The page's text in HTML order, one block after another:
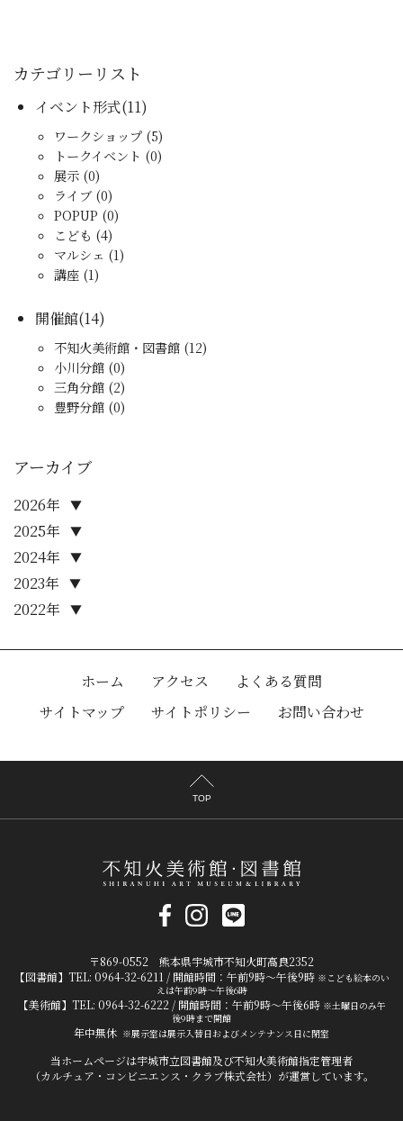
カテゴリーリスト
イベント形式(11)
ワークショップ (5)
トークイベント (0)
展示 (0)
ライブ (0)
POPUP (0)
こども (4)
マルシェ (1)
講座 (1)
開催館(14)
不知火美術館・図書館 (12)
小川分館 (0)
三角分館 (2)
豊野分館 (0)
アーカイブ
2022年 ▼
2023年 ▼
2024年 ▼
2025年 ▼
2026年 ▼
ホーム アクセス
よくある質問
サイトマップ
サイトポリシー お問い合わせ
TOP
〒869-0552 熊本県宇城市不知火町高良2352
【図書館】TEL: 0964-32-6211 / 開館時間：午前9時～午後9時 ※こども絵本のい
えは午前9時～午後6時
【美術館】TEL: 0964-32-6222 / 開館時間：午前9時～午後6時 ※土曜日のみ午
後9時まで開館
年中無休 ※展示室は展示入替日およびメンテナンス日に閉室
当ホームページは宇城市立図書館及び不知火美術館指定管理者
（カルチュア・コンビニエンス・クラブ株式会社）が運営しています。